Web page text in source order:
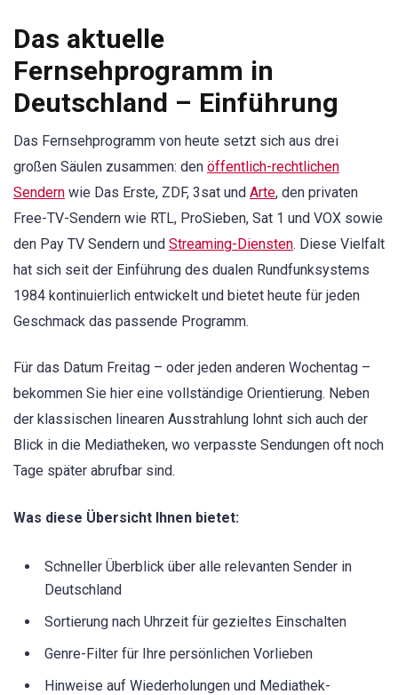
Das aktuelle
Fernsehprogramm in
Deutschland – Einführung
Das Fernsehprogramm von heute setzt sich aus drei
großen Säulen zusammen: den öffentlich-rechtlichen
Sendern wie Das Erste, ZDF, 3sat und Arte, den privaten
Free-TV-Sendern wie RTL, ProSieben, Sat 1 und VOX sowie
den Pay TV Sendern und Streaming-Diensten. Diese Vielfalt
hat sich seit der Einführung des dualen Rundfunksystems
1984 kontinuierlich entwickelt und bietet heute für jeden
Geschmack das passende Programm.
Für das Datum Freitag – oder jeden anderen Wochentag –
bekommen Sie hier eine vollständige Orientierung. Neben
der klassischen linearen Ausstrahlung lohnt sich auch der
Blick in die Mediatheken, wo verpasste Sendungen oft noch
Tage später abrufbar sind.
Was diese Übersicht Ihnen bietet:
Schneller Überblick über alle relevanten Sender in
Deutschland
Sortierung nach Uhrzeit für gezieltes Einschalten
Genre-Filter für Ihre persönlichen Vorlieben
Hinweise auf Wiederholungen und Mediathek-